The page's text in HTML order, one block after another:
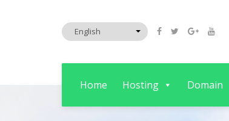
Home Hosting Domain